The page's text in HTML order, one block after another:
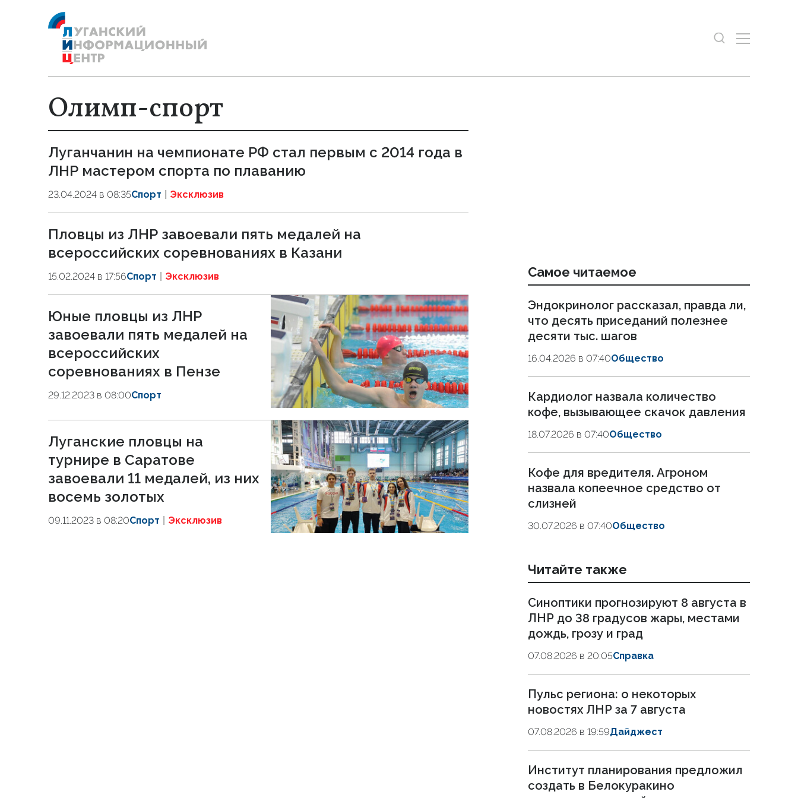
Олимп-спорт
Луганчанин на чемпионате РФ стал первым с 2014 года в
ЛНР мастером спорта по плаванию
23.04.2024 в 08:35Спорт Эксклюзив
Пловцы из ЛНР завоевали пять медалей на
всероссийских соревнованиях в Казани
15.02.2024 в 17:56Спорт Эксклюзив
Юные пловцы из ЛНР
завоевали пять медалей на
всероссийских
соревнованиях в Пензе
29.12.2023 в 08:00Спорт
Луганские пловцы на
турнире в Саратове
завоевали 11 медалей, из них
восемь золотых
09.11.2023 в 08:20Спорт Эксклюзив
Самое читаемое
Эндокринолог рассказал, правда ли,
что десять приседаний полезнее
десяти тыс. шагов
16.04.2026 в 07:40Общество
Кардиолог назвала количество
кофе, вызывающее скачок давления
18.07.2026 в 07:40Общество
Кофе для вредителя. Агроном
назвала копеечное средство от
слизней
30.07.2026 в 07:40Общество
Читайте также
Синоптики прогнозируют 8 августа в
ЛНР до 38 градусов жары, местами
дождь, грозу и град
07.08.2026 в 20:05Справка
Пульс региона: о некоторых
новостях ЛНР за 7 августа
07.08.2026 в 19:59Дайджест
Институт планирования предложил
создать в Белокуракино